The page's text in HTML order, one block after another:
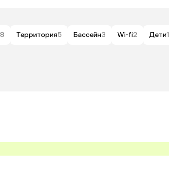
8 Территория5 Бассейн3 Wi-fi2 Дети1